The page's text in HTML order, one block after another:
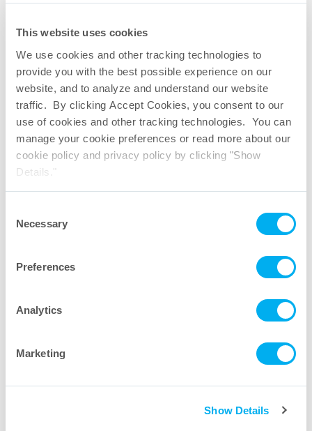
This website uses cookies
We use cookies and other tracking technologies to
provide you with the best possible experience on our
website, and to analyze and understand our website
traffic. By clicking Accept Cookies, you consent to our
use of cookies and other tracking technologies. You can
manage your cookie preferences or read more about our
cookie policy and privacy policy by clicking "Show
Details."
Selection
Necessary
Preferences
Analytics
Marketing
Show Details
Brochure di alloggiamenti